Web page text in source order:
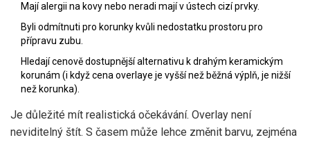
Mají alergii na kovy nebo neradi mají v ústech cizí prvky.
Byli odmítnuti pro korunky kvůli nedostatku prostoru pro
přípravu zubu.
Hledají cenově dostupnější alternativu k drahým keramickým
korunám (i když cena overlaye je vyšší než běžná výplň, je nižší
než korunka).
Je důležité mít realistická očekávání. Overlay není
neviditelný štít. S časem může lehce změnit barvu, zejména